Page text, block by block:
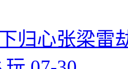
归心张梁雷